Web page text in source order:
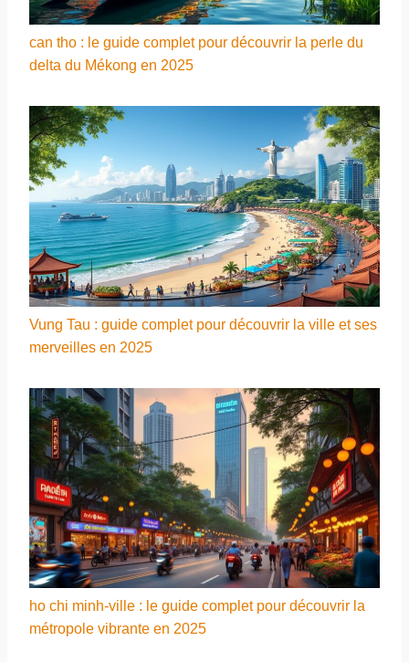
can tho : le guide complet pour découvrir la perle du
delta du Mékong en 2025
Vung Tau : guide complet pour découvrir la ville et ses
merveilles en 2025
ho chi minh-ville : le guide complet pour découvrir la
métropole vibrante en 2025